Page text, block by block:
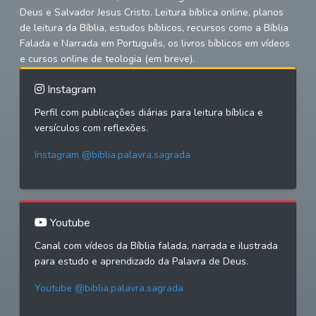
Deus e Salvador Jesus Cristo. Leitura bíblica online, planos
de leitura da Bíblia, estudos bíblicos, recursos como a Bíblia
Falada e Narrada em Português, os livros bíblicos em vídeos
e cursos online de teologia (em breve).
Instagram
Perfil com publicações diárias para leitura bíblica e
versículos com reflexões.
Instagram @biblia.palavra.sagrada
Youtube
Canal com vídeos da Bíblia falada, narrada e ilustrada
para estudo e aprendizado da Palavra de Deus.
Youtube @biblia.palavra.sagrada